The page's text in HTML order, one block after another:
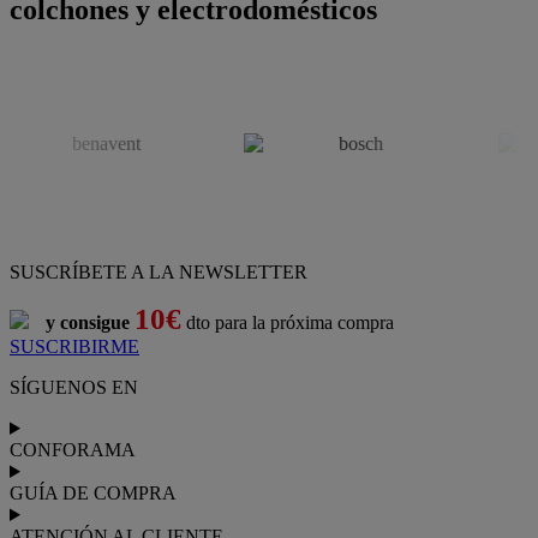
colchones y electrodomésticos
SUSCRÍBETE A LA NEWSLETTER
y consigue 10€ dto para la próxima compra
SUSCRIBIRME
SÍGUENOS EN
CONFORAMA
GUÍA DE COMPRA